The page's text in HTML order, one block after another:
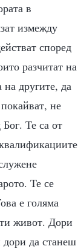
в
измежду
според
разчитат на
на другите, да
не
Бог. Те са от
Те се
е голяма
живот. Дори
дори да станеш